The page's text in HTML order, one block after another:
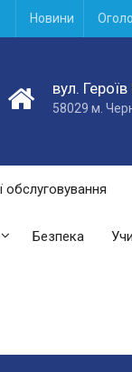
Новини
вул.
58029 м.
обслуговування
Безпека